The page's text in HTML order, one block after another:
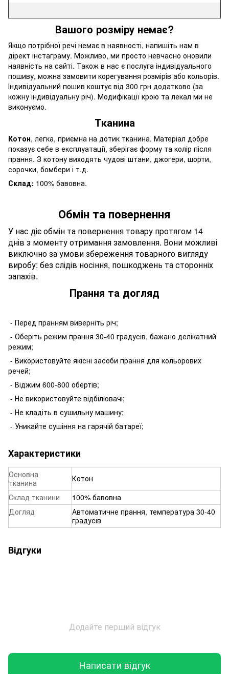
Вашого розміру немає?
Якщо потрібної речі немає в наявності, напишіть нам в
дірект інстаграму. Можливо, ми просто невчасно оновили
наявність на сайті. Також в нас є послуга індивідуального
пошиву, можна замовити корегування розмірів або кольорів.
Індивідуальний пошив коштує від 300 грн додатково (за
кожну індивідуальну річ). Модифікації крою та лекал ми не
виконуємо.
Тканина
Котон, легка, приємна на дотик тканина. Матеріал добре
показує себе в експлуатації, зберігає форму та колір після
прання. З котону виходять чудові штани, джогери, шорти,
сорочки, бомбери і т.д.
Склад: 100% бавовна.
Обмін та повернення
У нас діє обмін та повернення товару протягом 14
днів з моменту отримання замовлення. Вони можливі
виключно за умови збереження товарного вигляду
виробу: без слідів носіння, пошкоджень та сторонніх
запахів.
Прання та догляд
- Перед пранням виверніть річ;
- Оберіть режим прання 30-40 градусів, бажано делікатний
режим;
- Використовуйте якісні засоби прання для кольорових
речей;
- Віджим 600-800 обертів;
- Не використовуйте відбілювачі;
- Не кладіть в сушильну машину;
- Уникайте сушіння на гарячій батареї;
Характеристики
Основна
тканина
Котон
Склад тканини
100% бавовна
Догляд
Автоматичне прання, температура 30-40
градусів
Відгуки
Додайте перший відгук
Написати відгук